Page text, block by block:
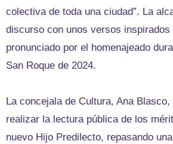
colectiva de toda una ciudad”. La
discurso con unos versos inspirados
pronunciado por el homenajeado
San Roque de 2024.
La concejala de Cultura, Ana
realizar la lectura pública de los
nuevo Hijo Predilecto, repasando